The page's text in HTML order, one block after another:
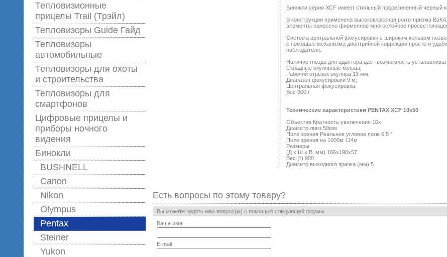
Тепловизионные
прицелы Trail (Трэйл)
Тепловизоры Guide Гайд
Тепловизоры
автомобильные
Тепловизоры для охоты
и строительства
Тепловизоры для
смартфонов
Цифровые прицелы и
приборы ночного
видения
Бинокли
BUSHNELL
Canon
Nikon
Olympus
Pentax
Steiner
Yukon
Бинокли серии XCF имеют стильный прорезиненный черный
В конструкции применена высококлассная porro-призма
элементы нанесено фирменное многослойное
Система центральной фокусировки с широким кольцом
с помощью механизма диоптрийной коррекции просто и
наблюдателя.
Наличие гнезда для адаптера дает возможность
Складные окулярные кольца;
Рабочий отрезок окуляра 13 мм;
Диапазон фокусировки 9 м;
Центральная фокусировка;
Вес 900 г
Технические характеристики PENTAX XCF 10x50
Объектив Кратность увеличения 10x
Диаметр линз 50мм
Поле зрения Реальное угловое поле 6,5 °
Поле зрения на 1000м 114м
Размеры
(Д х Ш х В, мм) 166x198х57
Вес (г) 900
Диаметр выходного зрачка (мм) 5
Есть вопросы по этому товару?
Вы можете задать нам вопрос(ы) с помощью следующей формы.
Ваше имя
E-mail